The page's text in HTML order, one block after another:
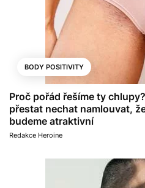
BODY POSITIVITY
Proč pořád řešíme ty
přestat nechat namlouvat,
budeme atraktivní
Redakce Heroine